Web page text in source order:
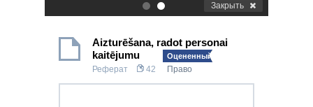
. Закрыть
Aizturēšana, radot personai
kaitējumu
Оцененный!
Реферат 42 Право